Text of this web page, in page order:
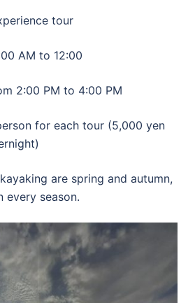
tour
AM to 12:00
2:00 PM to 4:00 PM
for each tour (5,000 yen
are spring and autumn,
every season.